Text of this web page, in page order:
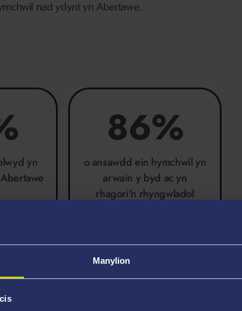
Manylion
nad ydynt yn Abertawe.
yn
86%
o ansawdd ein hymchwil yn
arwain y byd ac yn
rhagori'n rhyngwladol